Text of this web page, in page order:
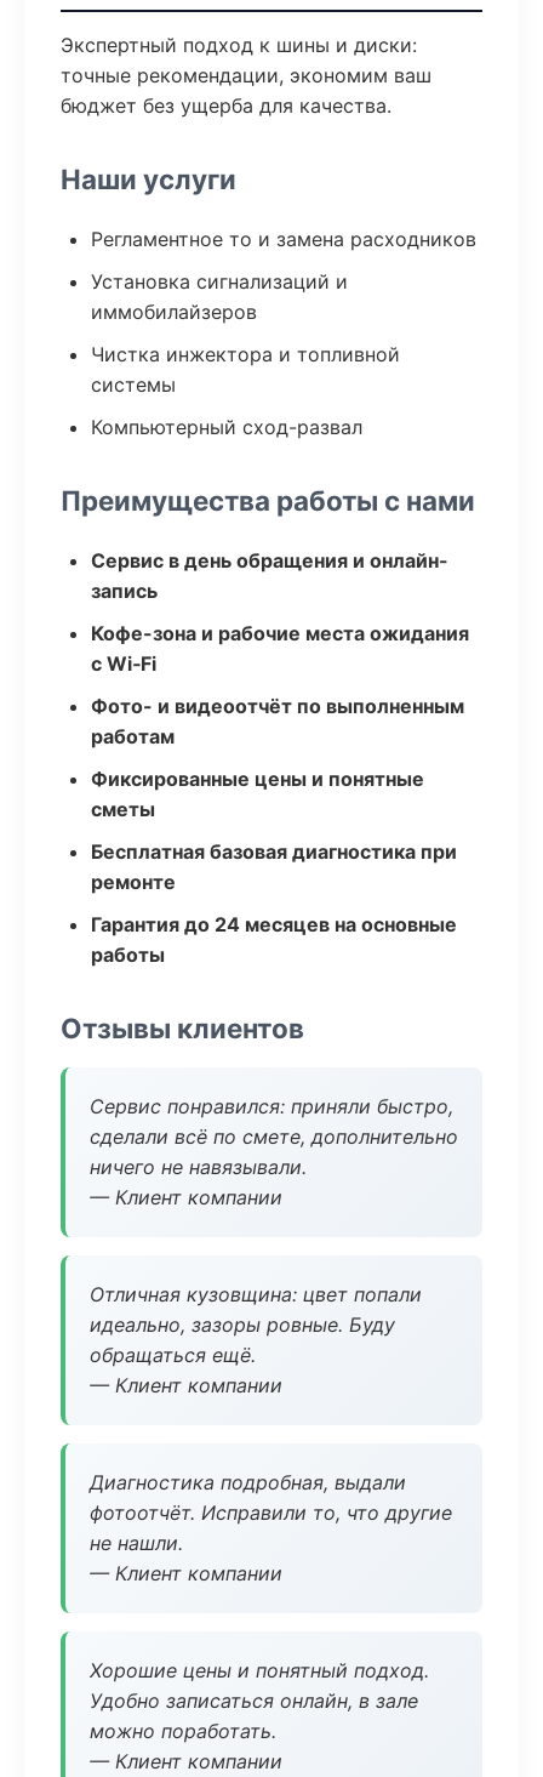
Экспертный подход к шины и диски:
точные рекомендации, экономим ваш
бюджет без ущерба для качества.
Наши услуги
Регламентное то и замена расходников
Установка сигнализаций и
иммобилайзеров
Чистка инжектора и топливной
системы
Компьютерный сход-развал
Преимущества работы с нами
Сервис в день обращения и онлайн-
запись
Кофе-зона и рабочие места ожидания
с Wi‑Fi
Фото- и видеоотчёт по выполненным
работам
Фиксированные цены и понятные
сметы
Бесплатная базовая диагностика при
ремонте
Гарантия до 24 месяцев на основные
работы
Отзывы клиентов
Сервис понравился: приняли быстро,
сделали всё по смете, дополнительно
ничего не навязывали.
— Клиент компании
Отличная кузовщина: цвет попали
идеально, зазоры ровные. Буду
обращаться ещё.
— Клиент компании
Диагностика подробная, выдали
фотоотчёт. Исправили то, что другие
не нашли.
— Клиент компании
Хорошие цены и понятный подход.
Удобно записаться онлайн, в зале
можно поработать.
— Клиент компании